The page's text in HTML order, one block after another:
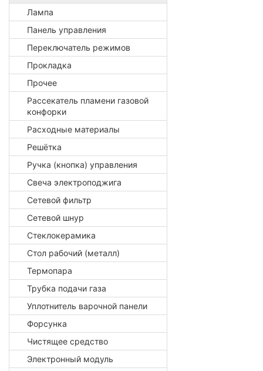
Лампа
Панель управления
Переключатель режимов
Прокладка
Прочее
Рассекатель пламени газовой
конфорки
Расходные материалы
Решётка
Ручка (кнопка) управления
Свеча электроподжига
Сетевой фильтр
Сетевой шнур
Стеклокерамика
Стол рабочий (металл)
Термопара
Трубка подачи газа
Уплотнитель варочной панели
Форсунка
Чистящее средство
Электронный модуль